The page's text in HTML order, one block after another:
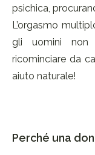
psichica,
L’orgasmo
gli uomini non
ricominciare da
aiuto naturale!
Perché una